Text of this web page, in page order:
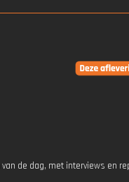
de dag, met interviews en